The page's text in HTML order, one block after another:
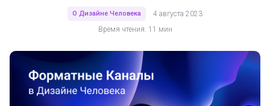
О Дизайне Человека
4 августа 2023
Время чтения: 11 мин